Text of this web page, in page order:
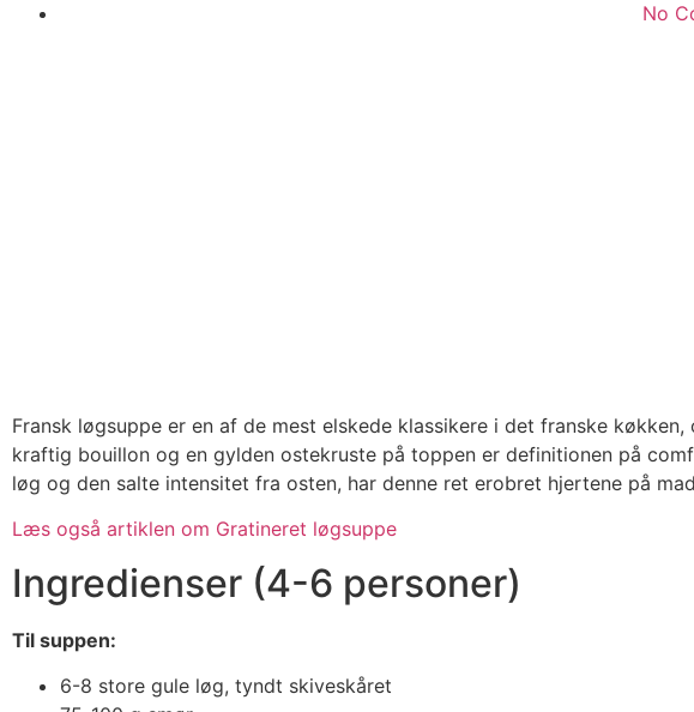
No
Fransk løgsuppe er en af de mest elskede klassikere i det franske
kraftig bouillon og en gylden ostekruste på toppen er definitionen på
løg og den salte intensitet fra osten, har denne ret erobret hjertene på
Læs også artiklen om Gratineret løgsuppe
Ingredienser (4-6 personer)
Til suppen:
6-8 store gule løg, tyndt skiveskåret